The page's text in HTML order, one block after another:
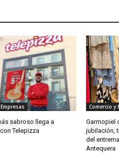
sabroso llega a
Telepizza
Comercio y
Garmopiel
jubilación,
del
Antequera